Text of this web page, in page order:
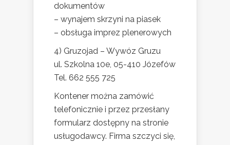
dokumentów
– wynajem skrzyni na piasek
– obsługa imprez plenerowych
4) Gruzojad – Wywóz Gruzu
ul. Szkolna 10e, 05-410 Józefów
Tel. 662 555 725
Kontener można zamówić
telefonicznie i przez przesłany
formularz dostępny na stronie
usługodawcy. Firma szczyci się,